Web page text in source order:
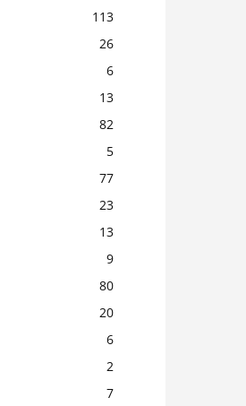
113
26
6
13
82
5
77
23
13
9
80
20
6
2
7